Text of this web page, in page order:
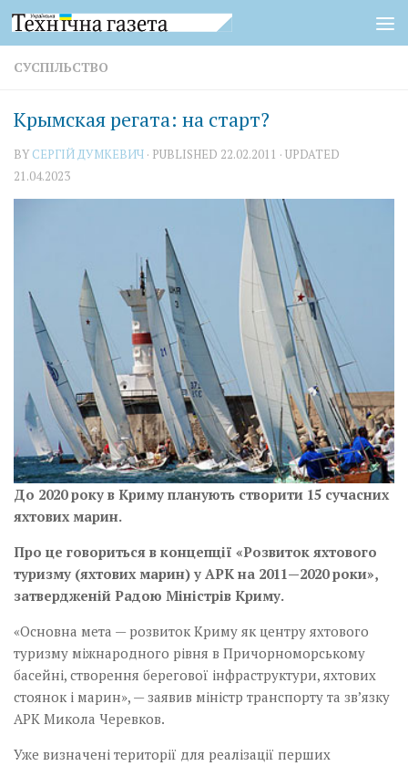
Skip to content
СУСПІЛЬСТВО
Крымская регата: на старт?
BY СЕРГІЙ ДУМКЕВИЧ · PUBLISHED 22.02.2011 · UPDATED
21.04.2023
До 2020 року в Криму планують створити 15 сучасних
яхтових марин.
Про це говориться в концепції «Розвиток яхтового
туризму (яхтових марин) у АРК на 2011—2020 роки»,
затвердженій Радою Міністрів Криму.
«Основна мета — розвиток Криму як центру яхтового
туризму міжнародного рівня в Причорноморському
басейні, створення берегової інфраструктури, яхтових
стоянок і марин», — заявив міністр транспорту та зв’язку
АРК Микола­ ­Черевков.
Уже визначені території для реалізації перших